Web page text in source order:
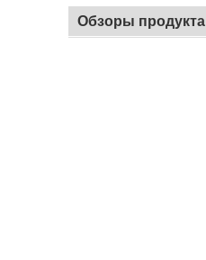
Обзоры продукта